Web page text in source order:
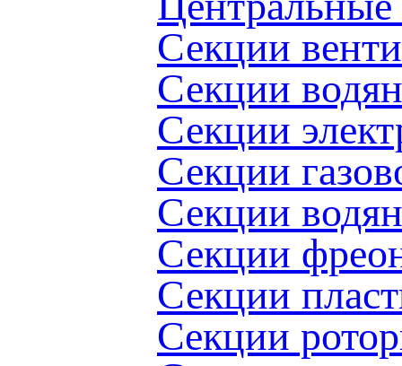
Секции
Секции
Секции
Секции
Секции
Секции
Секции
Cекции